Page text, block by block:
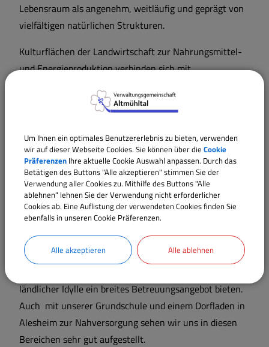
Lebensraum als angenehm, weitläufig und geprägt von
vielfältigen natürlichen Strukturen.
Kulturflächen der Landwirtschaft zur Nahrungsmittel-
und Energieproduktion verbinden sich mit
Gesamtbild, wo es für vielerlei Aktivitäten die
Die wirtschaftliche Infrastruktur besticht durch
interessante Kontraste, neben traditionellen
Handwerksbetrieben, verschiedenen Dienstleistern und
gutbürgerlicher Gastronomie, wissen wir auch
innovative, zukunftsweisende Aktivitäten bei uns
Mit zwei Kindergärten in Alesheim und Trommetsheim
ländlicher Idylle ein breites Betreuungsangebot bieten.
Auch mit unserer Grundschule und einem Dorfladen in
Alesheim zur Nahversorgung sehen wir uns in diesen
Bereichen sehr gut aufgestellt.
Um Ihnen ein optimales Benutzererlebnis zu bieten, verwenden
wir auf dieser Webseite Cookies. Sie können über die Cookie
Präferenzen Ihre aktuelle Cookie Auswahl anpassen. Durch das
Betätigen des Buttons "Alle akzeptieren" stimmen Sie der
Verwendung aller Cookies zu. Mithilfe des Buttons "Alle
ablehnen" lehnen Sie der Verwendung nicht erforderlicher
Cookies ab. Eine Auflistung der verwendeten Cookies finden Sie
ebenfalls in unseren Cookie Präferenzen.
Alle akzeptieren Alle ablehnen